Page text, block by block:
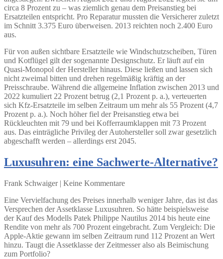
circa 8 Prozent zu – was ziemlich genau dem Preisanstieg bei
Ersatzteilen entspricht. Pro Reparatur mussten die Versicherer zuletzt
im Schnitt 3.375 Euro überweisen. 2013 reichten noch 2.400 Euro
aus.
Für von außen sichtbare Ersatzteile wie Windschutzscheiben, Türen
und Kotflügel gilt der sogenannte Designschutz. Er läuft auf ein
Quasi-Monopol der Hersteller hinaus. Diese ließen und lassen sich
nicht zweimal bitten und drehen regelmäßig kräftig an der
Preisschraube. Während die allgemeine Inflation zwischen 2013 und
2022 kumuliert 22 Prozent betrug (2,1 Prozent p. a.), verteuerten
sich Kfz-Ersatzteile im selben Zeitraum um mehr als 55 Prozent (4,7
Prozent p. a.). Noch höher fiel der Preisanstieg etwa bei
Rückleuchten mit 79 und bei Kofferraumklappen mit 73 Prozent
aus. Das einträgliche Privileg der Autohersteller soll zwar gesetzlich
abgeschafft werden – allerdings erst 2045.
Luxusuhren: eine Sachwerte-Alternative?
Frank Schwaiger | Keine Kommentare
Eine Vervielfachung des Preises innerhalb weniger Jahre, das ist das
Versprechen der Assetklasse Luxusuhren. So hätte beispielsweise
der Kauf des Modells Patek Philippe Nautilus 2014 bis heute eine
Rendite von mehr als 700 Prozent eingebracht. Zum Vergleich: Die
Apple-Aktie gewann im selben Zeitraum rund 112 Prozent an Wert
hinzu. Taugt die Assetklasse der Zeitmesser also als Beimischung
zum Portfolio?